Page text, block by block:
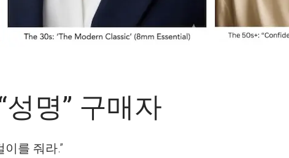
명” 구매자
를 줘라.”